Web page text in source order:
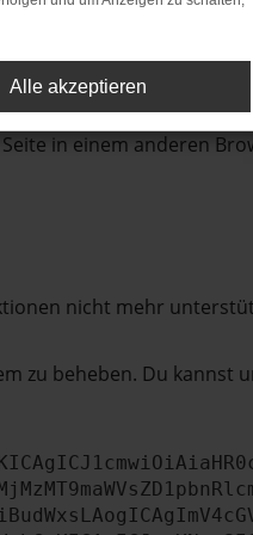
in einem anderen
nicht mehr
zu beheben. Du kannst
Alle akzeptieren